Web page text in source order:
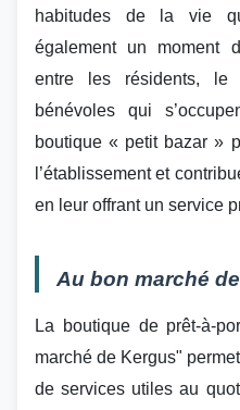
habitudes de la vie
également un moment
entre les résidents, le
bénévoles qui
boutique « petit bazar »
l’établissement et
en leur offrant un service
Au bon marché
La boutique de prêt-à-
marché de Kergus"
de services utiles au